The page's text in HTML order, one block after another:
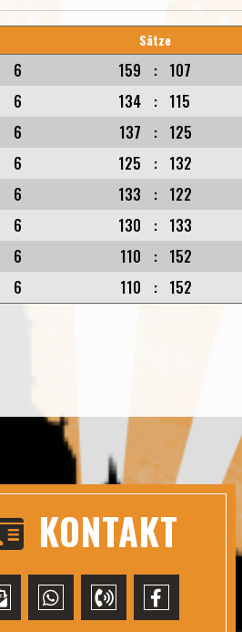
Sätze
6 159 : 107
6 134 : 115
6 137 : 125
6 125 : 132
6 133 : 122
6 130 : 133
6 110 : 152
6 110 : 152
KONTAKT